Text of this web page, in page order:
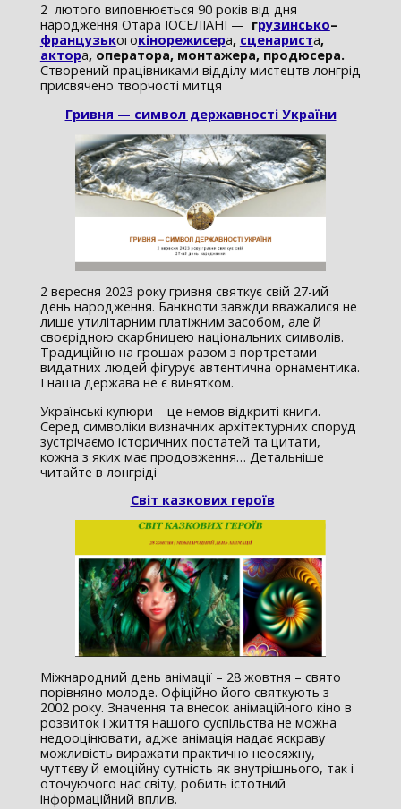
2 лютого виповнюється 90 років від дня
народження Отара ІОСЕЛІАНІ — грузинсько–
французькогокінорежисера, сценариста,
актора, оператора, монтажера, продюсера.
Створений працівниками відділу мистецтв лонгрід
присвячено творчості митця
Гривня — символ державності України
2 вересня 2023 року гривня святкує свій 27-ий
день народження. Банкноти завжди вважалися не
лише утилітарним платіжним засобом, але й
своєрідною скарбницею національних символів.
Традиційно на грошах разом з портретами
видатних людей фігурує автентична орнаментика.
І наша держава не є винятком.
Українські купюри – це немов відкриті книги.
Серед символіки визначних архітектурних споруд
зустрічаємо історичних постатей та цитати,
кожна з яких має продовження… Детальніше
читайте в лонгріді
Світ казкових героїв
Міжнародний день анімації – 28 жовтня – свято
порівняно молоде. Офіційно його святкують з
2002 року. Значення та внесок анімаційного кіно в
розвиток і життя нашого суспільства не можна
недооцінювати, адже анімація надає яскраву
можливість виражати практично неосяжну,
чуттєву й емоційну сутність як внутрішнього, так і
оточуючого нас світу, робить істотний
інформаційний вплив.